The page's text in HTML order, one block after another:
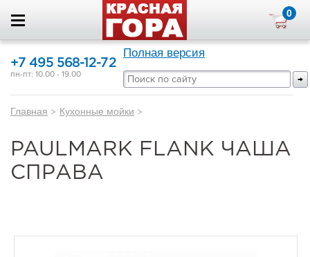
0
+7 495 568-12-72
пн-пт: 10.00 - 19.00
Полная версия
Главная > Кухонные мойки >
PAULMARK FLANK ЧАША
СПРАВА